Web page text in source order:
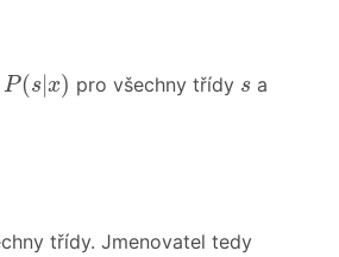
P (s|x)
P(s|x) pro všechny třídy s
s a
třídy. Jmenovatel tedy